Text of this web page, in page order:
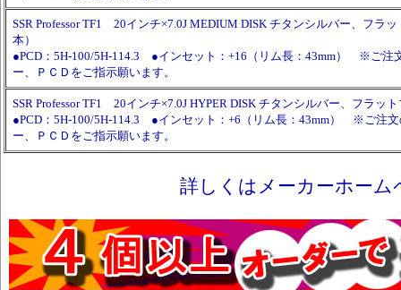
SSR Professor TF1 20インチ×7.0J MEDIUM DISK チタンシルバー、フラ
本）
●PCD：5H-100/5H-114.3 ●インセット：+16（リム長：43mm） ※ご注
ー、ＰＣＤをご指示願います。
SSR Professor TF1 20インチ×7.0J HYPER DISK チタンシルバー、フラッ
●PCD：5H-100/5H-114.3 ●インセット：+6（リム長：43mm） ※ご注文
ー、ＰＣＤをご指示願います。
詳しくはメーカーホーム